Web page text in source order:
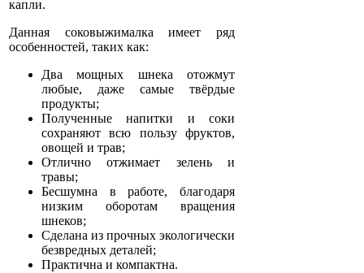
капли.
Данная соковыжималкаимеет ряд
особенностей, таких как:
Два мощных шнека отожмут
любые, даже самые твёрдые
продукты;
Полученные напитки и соки
сохраняют всю пользу фруктов,
овощей и трав;
Отлично отжимает зелень и
травы;
Бесшумна в работе, благодаря
низким оборотам вращения
шнеков;
Сделана из прочных экологически
безвредных деталей;
Практична и компактна.